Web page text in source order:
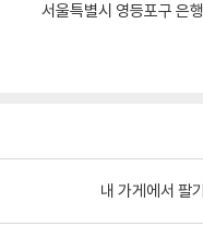
서울특별시 영등포구 은
내 가게에서 팔기